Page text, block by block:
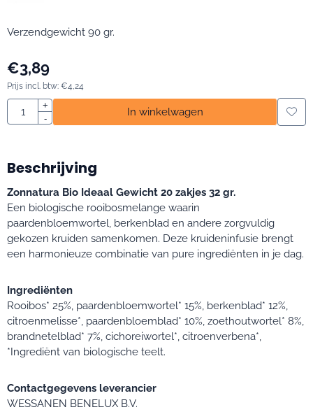
Verzendgewicht 90 gr.
€3,89
Prijs incl. btw: €4,24
Aantal
+
-
In winkelwagen
Beschrijving
Zonnatura Bio Ideaal Gewicht 20 zakjes 32 gr.
Een biologische rooibosmelange waarin
paardenbloemwortel, berkenblad en andere zorgvuldig
gekozen kruiden samenkomen. Deze kruideninfusie brengt
een harmonieuze combinatie van pure ingrediënten in je dag.
Ingrediënten
Rooibos* 25%, paardenbloemwortel* 15%, berkenblad* 12%,
citroenmelisse*, paardenbloemblad* 10%, zoethoutwortel* 8%,
brandnetelblad* 7%, cichoreiwortel*, citroenverbena*,
*Ingrediënt van biologische teelt.
Contactgegevens leverancier
WESSANEN BENELUX B.V.